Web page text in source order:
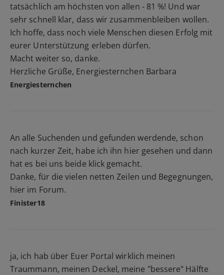
tatsächlich am höchsten von allen - 81 %! Und war
sehr schnell klar, dass wir zusammenbleiben wollen.
Ich hoffe, dass noch viele Menschen diesen Erfolg mit
eurer Unterstützung erleben dürfen.
Macht weiter so, danke.
Herzliche Grüße, Energiesternchen Barbara
Energiesternchen
An alle Suchenden und gefunden werdende, schon
nach kurzer Zeit, habe ich ihn hier gesehen und dann
hat es bei uns beide klick gemacht.
Danke, für die vielen netten Zeilen und Begegnungen,
hier im Forum.
Finister18
ja, ich hab über Euer Portal wirklich meinen
Traummann, meinen Deckel, meine "bessere" Hälfte